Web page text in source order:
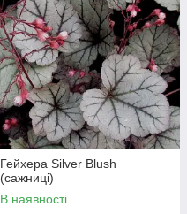
Гейхера Silver Blush
(сажниці)
В наявності